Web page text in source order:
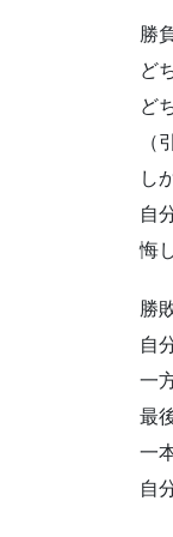
勝
ど
ど
（
し
自
悔
勝
自
一
最
一
自